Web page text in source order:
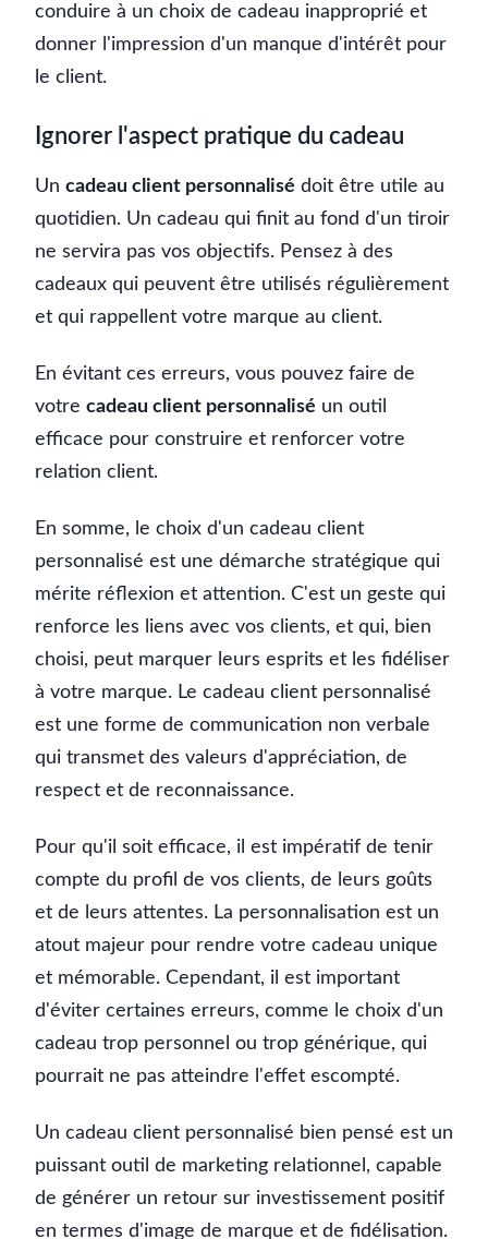
conduire à un choix de cadeau inapproprié et
donner l'impression d'un manque d'intérêt pour
le client.
Ignorer l'aspect pratique du cadeau
Un cadeau client personnalisé doit être utile au
quotidien. Un cadeau qui finit au fond d'un tiroir
ne servira pas vos objectifs. Pensez à des
cadeaux qui peuvent être utilisés régulièrement
et qui rappellent votre marque au client.
En évitant ces erreurs, vous pouvez faire de
votre cadeau client personnalisé un outil
efficace pour construire et renforcer votre
relation client.
En somme, le choix d'un cadeau client
personnalisé est une démarche stratégique qui
mérite réflexion et attention. C'est un geste qui
renforce les liens avec vos clients, et qui, bien
choisi, peut marquer leurs esprits et les fidéliser
à votre marque. Le cadeau client personnalisé
est une forme de communication non verbale
qui transmet des valeurs d'appréciation, de
respect et de reconnaissance.
Pour qu'il soit efficace, il est impératif de tenir
compte du profil de vos clients, de leurs goûts
et de leurs attentes. La personnalisation est un
atout majeur pour rendre votre cadeau unique
et mémorable. Cependant, il est important
d'éviter certaines erreurs, comme le choix d'un
cadeau trop personnel ou trop générique, qui
pourrait ne pas atteindre l'effet escompté.
Un cadeau client personnalisé bien pensé est un
puissant outil de marketing relationnel, capable
de générer un retour sur investissement positif
en termes d'image de marque et de fidélisation.